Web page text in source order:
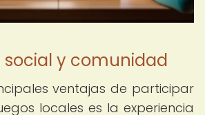
social y comunidad
ventajas de participar
locales es la experiencia